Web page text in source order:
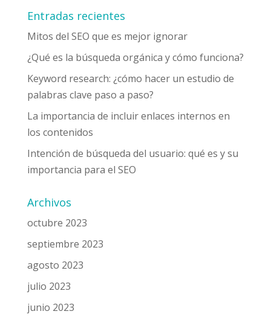
Entradas recientes
Mitos del SEO que es mejor ignorar
¿Qué es la búsqueda orgánica y cómo funciona?
Keyword research: ¿cómo hacer un estudio de
palabras clave paso a paso?
La importancia de incluir enlaces internos en
los contenidos
Intención de búsqueda del usuario: qué es y su
importancia para el SEO
Archivos
octubre 2023
septiembre 2023
agosto 2023
julio 2023
junio 2023